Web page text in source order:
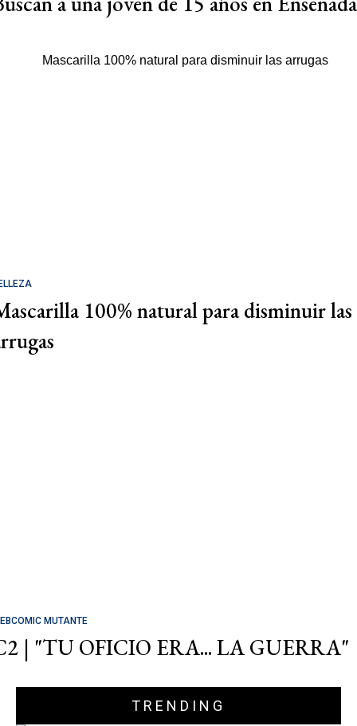
100% natural para disminuir las
MUTANTE
| "TU OFICIO ERA... LA GUERRA"
TRENDING